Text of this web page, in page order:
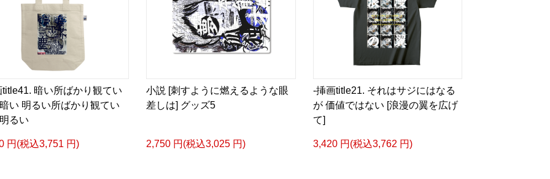
＜著者:絵本/挿画作成＞ 凛々風 猛 -リリカゼタケル
日本語版: https://amzn.asia/d/hMo8oB0
▶︎小説 [刺すように燃えるような眼差しは]
挿画&グッズカタログ <デザイン画集:BEST版>
＜著者/絵本:挿画作成＞ 凛々風 猛 -リリカゼタケル
日本語版: https://amzn.asia/d/gPVyU1t
title41. 暗い所ばかり観てい
い 明るい所ばかり観てい
るい
円(税込3,751 円)
小説 [刺すように燃えるような眼
差しは] グッズ5
2,750 円(税込3,025 円)
-挿画title21. それはサジにはなる
が 価値ではない [浪漫の翼を広げ
て]
3,420 円(税込3,762 円)